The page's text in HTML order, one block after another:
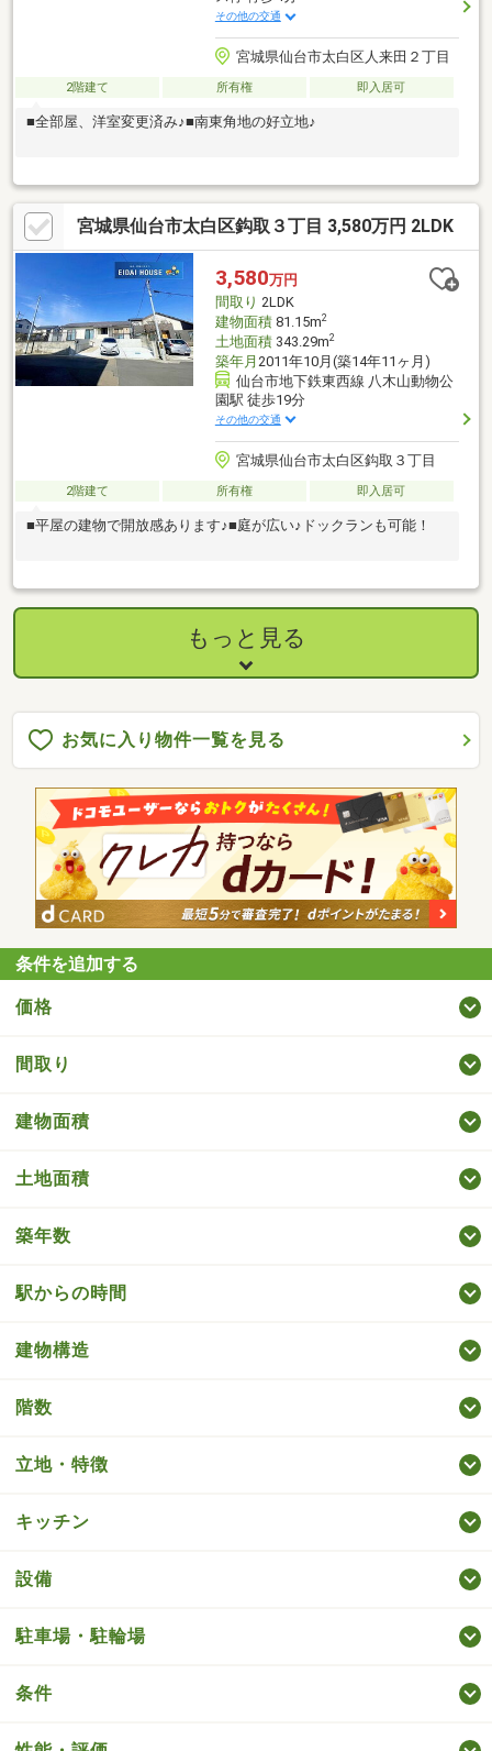
その他の交通
宮城県仙台市太白区人来田２丁目
2階建て 所有権 即入居可
■全部屋、洋室変更済み♪■南東角地の好立地♪
宮城県仙台市太白区鈎取３丁目 3,580万円 2LDK
3,580万円
間取り 2LDK
建物面積81.15m2
土地面積343.29m2
築年月 2011年10月(築14年11ヶ月)
仙台市地下鉄東西線 八木山動物公
園駅 徒歩19分
その他の交通
宮城県仙台市太白区鈎取３丁目
2階建て 所有権 即入居可
■平屋の建物で開放感あります♪■庭が広い♪ドックランも可能！
もっと見る
お気に入り物件一覧を見る
条件を追加する
価格
間取り
建物面積
土地面積
築年数
駅からの時間
建物構造
階数
立地・特徴
キッチン
設備
駐車場・駐輪場
条件